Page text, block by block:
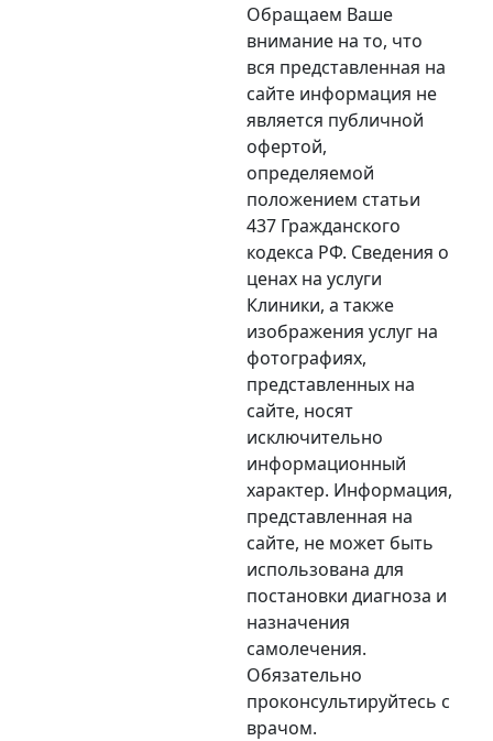
Обращаем Ваше
внимание на то, что
вся представленная на
сайте информация не
является публичной
офертой,
определяемой
положением статьи
437 Гражданского
кодекса РФ. Сведения о
ценах на услуги
Клиники, а также
изображения услуг на
фотографиях,
представленных на
сайте, носят
исключительно
информационный
характер. Информация,
представленная на
сайте, не может быть
использована для
постановки диагноза и
назначения
самолечения.
Обязательно
проконсультируйтесь с
врачом.